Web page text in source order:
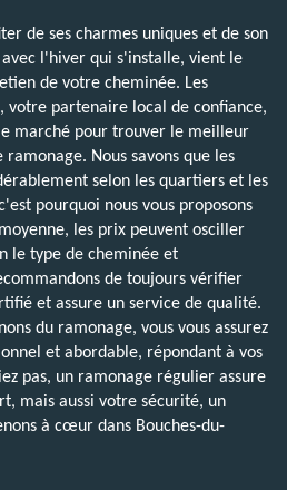
de ses charmes uniques et de son
l'hiver qui s'installe, vient le
de votre cheminée. Les
votre partenaire local de confiance,
marché pour trouver le meilleur
Nous savons que les
selon les quartiers et les
pourquoi nous vous proposons
les prix peuvent osciller
le type de cheminée et
de toujours vérifier
et assure un service de qualité.
du ramonage, vous vous assurez
et abordable, répondant à vos
pas, un ramonage régulier assure
mais aussi votre sécurité, un
à cœur dans Bouches-du-